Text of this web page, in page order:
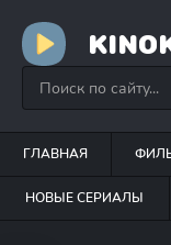
ГЛАВНАЯ
НОВЫЕ СЕРИАЛЫ